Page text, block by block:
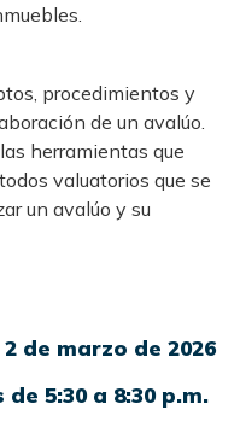
procedimientos y
de un avalúo.
herramientas que
valuatorios que se
un avalúo y su
de marzo de 2026
5:30 a 8:30 p.m.